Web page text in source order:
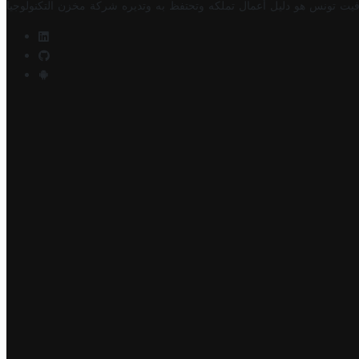
تونس هو دليل أعمال تملكه وتحتفظ به وتديره شركة مخزن التكنولوجيا